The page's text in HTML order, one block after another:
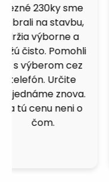
Fíbre 80 nás
celkom prekvapili.
Brúsime čiernu
ocel a berú fest
dobre, nepália a
nenechávajú
stopu. Čoskoro
objednáme dalšie.